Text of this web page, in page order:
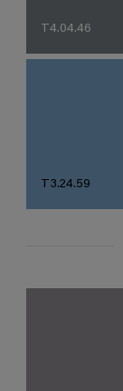
T4.04.46
T3.24.59